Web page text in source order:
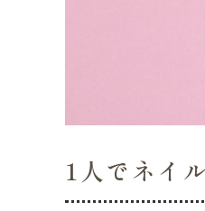
1人でネイ